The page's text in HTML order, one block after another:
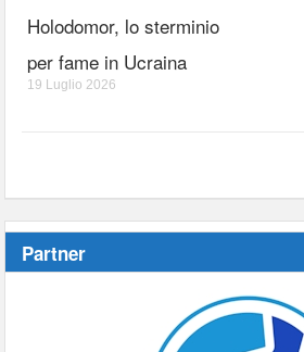
Holodomor, lo sterminio
per fame in Ucraina
19 Luglio 2026
Partner